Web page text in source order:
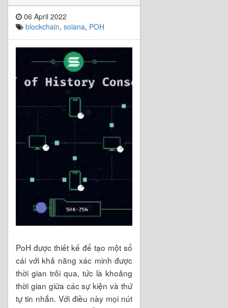
06 April 2022
blockchain, solana, POH
PoH được thiết kế để tạo một sổ
cái với khả năng xác minh được
thời gian trôi qua, tức là khoảng
thời gian giữa các sự kiện và thứ
tự tin nhắn. Với điều này mọi nút